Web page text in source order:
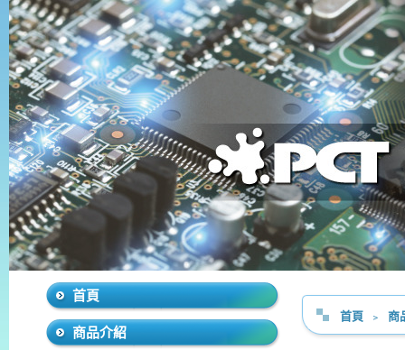
首頁 ﹥ 商
首頁
商品介紹